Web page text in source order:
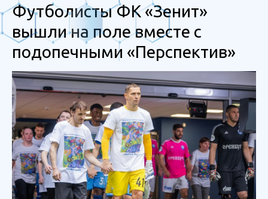
Футболисты ФК «Зенит»
вышли на поле вместе с
подопечными «Перспектив»